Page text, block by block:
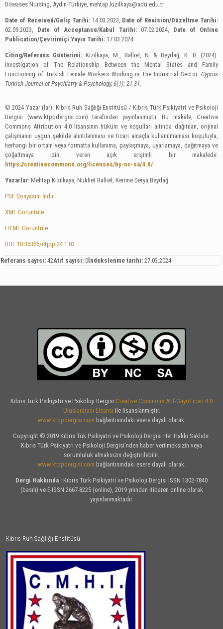
Diseases Nursing, Aydın-Türkiye, mehtap.kizilkaya@adu.edu.tr
Date of Received/Geliş Tarihi: 14.03.2023, Date of Revision/Düzeltme Tarihi:
02.09.2023, Date of Acceptance/Kabul Tarihi: 07.02.2024, Date of Online
Publication/Çevirimiçi Yayın Tarihi: 17.03.2024
Citing/Referans Gösterimi:Kızılkaya, M., Ballıel, N. & Beydağ, K. D. (2024).
Investigation of The Relationship Between the Mental States and Family
Functioning of Turkish Female Workers Working in The Industrial Sector. Cyprus
Turkish Journal of Psychiatry & Psychology, 6(1): 21-31.
© 2024 Yazar (lar). Kıbrıs Ruh Sağlığı Enstitüsü / Kıbrıs Türk Psikiyatri ve Psikoloji
Dergisi (www.ktppdergisi.com) tarafından yayınlanmıştır. Bu makale, Creative
Commons Attribution 4.0 lisansının hüküm ve koşulları altında dağıtılan, orijinal
çalışmanın uygun şekilde alıntılanması ve ticari amaçla kullanılmaması koşuluyla,
herhangi bir ortam veya formatta kullanıma, paylaşmaya, uyarlamaya, dağıtmaya ve
çoğaltmaya izin veren açık erişimli bir makaledir.
https://creativecommons.org/licenses/by-nc-sa/4.0/
Yazarlar: Mehtap Kızılkaya, Nükhet Ballıel, Kerime Derya Beydağ
PDF Dosyasını İndir
XML Görüntüle
HTML Görüntüle
DOI: 10.35365/ctjpp.24.1.03
Referans sayısı: 42Atıf sayısı: 0İndekslenme tarihi: 27.03.2024
Kıbrıs Türk Psikiyatri ve Psikoloji Dergisi Creative Commons Atıf-GayriTicari 4.0
Uluslararası Lisansı ile lisanslanmıştır.
www.ktppdergisi.com bağlantısındaki esere dayalı olarak.
Copyright © 2019 Kıbrıs Tük Psikiyatri ve Psikoloji Dergisi Her Hakkı Saklıdır.
Kıbrıs Türk Psikiyatri ve Psikoloji Dergisi’nden haber verilmeksizin veya
sorumluluk almaksızın değiştirilebilir.
www.ktppdergisi.com bağlantısındaki esere dayalı olarak.
Dergi Hakkında : Kıbrıs Türk Psikiyatri ve Psikoloji Dergisi ISSN 1302-7840
(basılı) ve E-ISSN 2667-8225 (online), 2019 yılından itibaren online olarak
yayınlanmaktadır.
Kıbrıs Ruh Sağlığı Enstitüsü